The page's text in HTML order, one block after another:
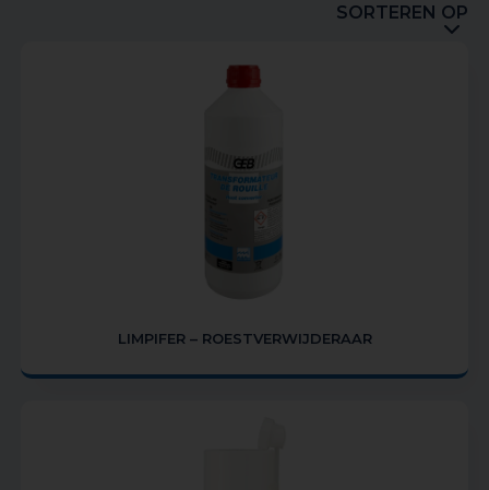
SORTEREN OP
LIMPIFER – ROESTVERWIJDERAAR